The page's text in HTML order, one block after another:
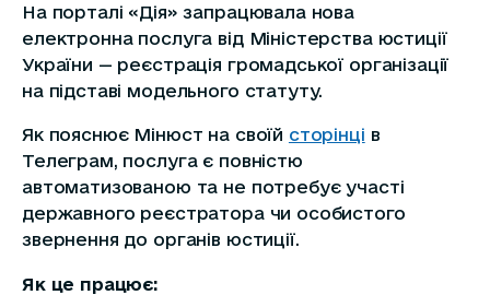
На порталі «Дія» запрацювала нова
електронна послуга від Міністерства юстиції
України — реєстрація громадської організації
на підставі модельного статуту.
Як пояснює Мінюст на своїй сторінці в
Телеграм, послуга є повністю
автоматизованою та не потребує участі
державного реєстратора чи особистого
звернення до органів юстиції.
Як це працює: